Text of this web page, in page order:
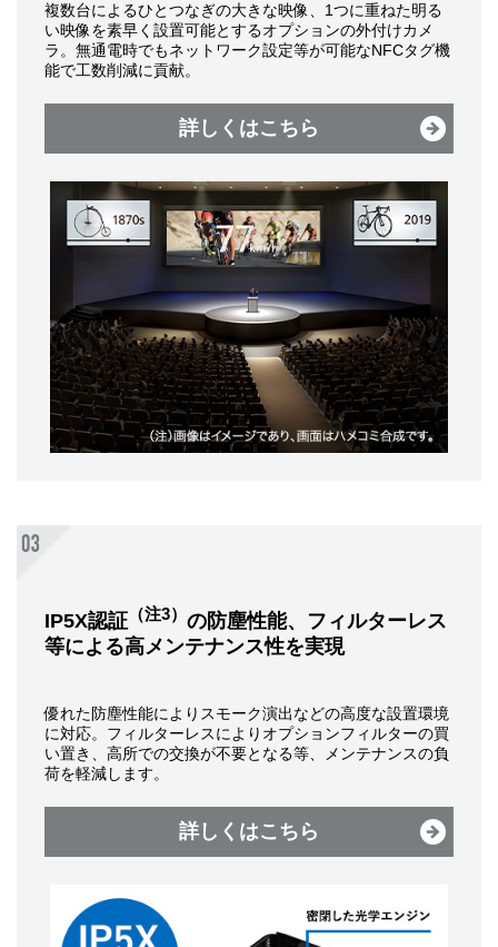
複数台によるひとつなぎの大きな映像、1つに重ねた明る
い映像を素早く設置可能とするオプションの外付けカメ
ラ。無通電時でもネットワーク設定等が可能なNFCタグ機
能で工数削減に貢献。
詳しくはこちら
IP5X認証 （注3） の防塵性能、フィルターレス
等による高メンテナンス性を実現
優れた防塵性能によりスモーク演出などの高度な設置環境
に対応。フィルターレスによりオプションフィルターの買
い置き、高所での交換が不要となる等、メンテナンスの負
荷を軽減します。
詳しくはこちら